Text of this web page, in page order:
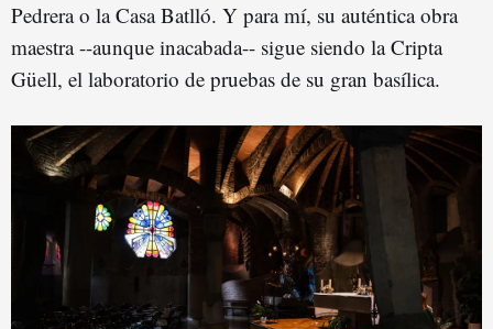
Pedrera o la Casa Batlló. Y para mí, su auténtica obra
maestra --aunque inacabada-- sigue siendo la Cripta
Güell, el laboratorio de pruebas de su gran basílica.